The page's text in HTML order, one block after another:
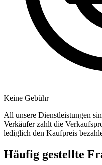
Keine Gebühr
All unsere Dienstleistungen
Verkäufer zahlt die
lediglich den Kaufpreis
Häufig gestellte